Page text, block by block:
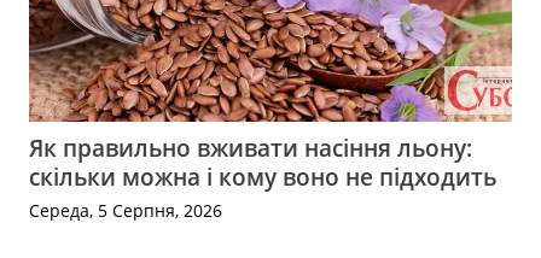
Як правильно вживати насіння льону:
скільки можна і кому воно не підходить
Середа, 5 Серпня, 2026